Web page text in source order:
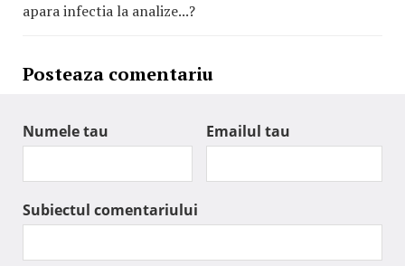
apara infectia la analize...?
Posteaza comentariu
Numele tau Emailul tau
Subiectul comentariului